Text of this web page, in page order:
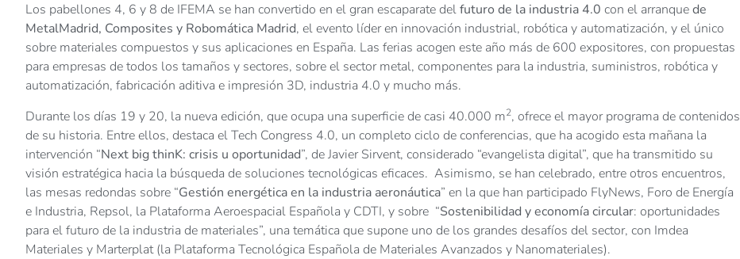
Los pabellones 4, 6 y 8 de IFEMA se han convertido en el gran escaparate delfuturo de la industria 4.0 con el arranquede
MetalMadrid, Composites y Robomática Madrid, el evento líder en innovación industrial, robótica y automatización, y el único
sobre materiales compuestos y sus aplicaciones en España. Las ferias acogen este año más de 600 expositores, con propuestas
para empresas de todos los tamaños y sectores, sobre el sector metal, componentes para la industria, suministros, robótica y
automatización, fabricación aditiva e impresión 3D, industria 4.0 y mucho más.
Durante los días 19 y 20, la nueva edición, que ocupa una superficie de casi 40.000 m2, ofrece el mayor programa de contenidos
de su historia. Entre ellos, destaca el Tech Congress 4.0, un completo ciclo de conferencias, que ha acogido esta mañana la
intervención “Next big thinK: crisis u oportunidad”, de Javier Sirvent, considerado “evangelista digital”, que ha transmitido su
visión estratégica hacia la búsqueda de soluciones tecnológicas eficaces. Asimismo, se han celebrado, entre otros encuentros,
las mesas redondas sobre “Gestión energética en la industria aeronáutica” en la que han participado FlyNews, Foro de Energía
e Industria, Repsol, la Plataforma Aeroespacial Española y CDTI, y sobre “Sostenibilidad y economía circular: oportunidades
para el futuro de la industria de materiales”, una temática que supone uno de los grandes desafíos del sector, con Imdea
Materiales y Marterplat (la Plataforma Tecnológica Española de Materiales Avanzados y Nanomateriales).